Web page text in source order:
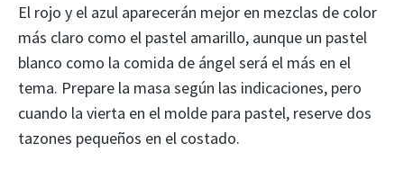
El rojo y el azul aparecerán mejor en mezclas de color
más claro como el pastel amarillo, aunque un pastel
blanco como la comida de ángel será el más en el
tema. Prepare la masa según las indicaciones, pero
cuando la vierta en el molde para pastel, reserve dos
tazones pequeños en el costado.